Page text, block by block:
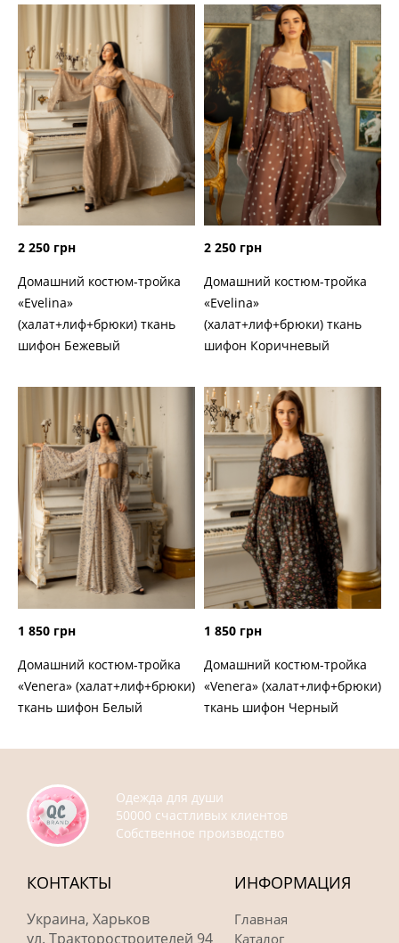
2 250 грн
Домашний костюм-тройка
«Evelina»
(халат+лиф+брюки) ткань
шифон Бежевый
2 250 грн
Домашний костюм-тройка
«Evelina»
(халат+лиф+брюки) ткань
шифон Коричневый
1 850 грн
Домашний костюм-тройка
«Venera» (халат+лиф+брюки)
ткань шифон Белый
1 850 грн
Домашний костюм-тройка
«Venera» (халат+лиф+брюки)
ткань шифон Черный
Одежда для души
50000 счастливых клиентов
Собственное производство
КОНТАКТЫ
Украина, Харьков
ул. Тракторостроителей 94
ИНФОРМАЦИЯ
Главная
Каталог